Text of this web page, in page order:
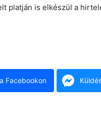
platján is elkészül a
Facebookon